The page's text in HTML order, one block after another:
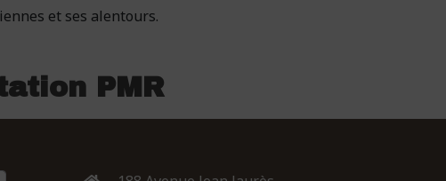
et ses alentours.
PMR